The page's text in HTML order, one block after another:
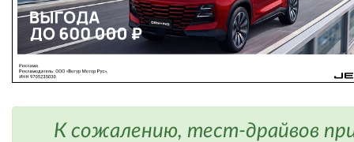
К сожалению, тест-драйвов